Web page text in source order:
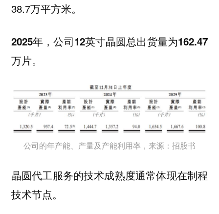
38.7万平方米。
2025年，公司12英寸晶圆总出货量为162.47
万片。
公司的年产能、产量及产能利用率，来源：招股书
晶圆代工服务的技术成熟度通常体现在制程
技术节点。